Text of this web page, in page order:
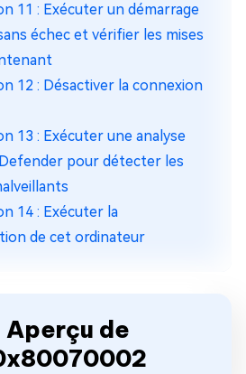
11 : Exécuter un démarrage
échec et vérifier les mises
12 : Désactiver la connexion
13 : Exécuter une analyse
pour détecter les
14 : Exécuter la
de cet ordinateur
Aperçu de